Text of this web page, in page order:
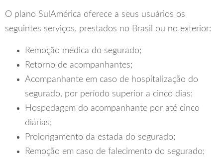
O plano SulAmérica oferece a seus usuários os
seguintes serviços, prestados no Brasil ou no exterior:
Remoção médica do segurado;
Retorno de acompanhantes;
Acompanhante em caso de hospitalização do
segurado, por período superior a cinco dias;
Hospedagem do acompanhante por até cinco
diárias;
Prolongamento da estada do segurado;
Remoção em caso de falecimento do segurado;